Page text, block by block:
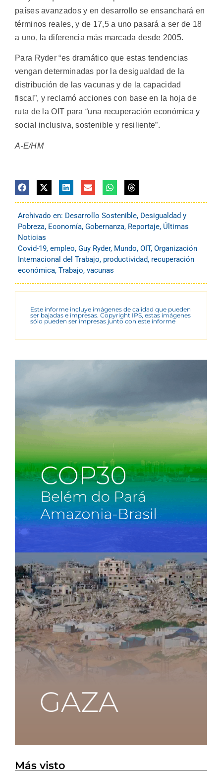
países avanzados y en desarrollo se ensanchará en
términos reales, y de 17,5 a uno pasará a ser de 18
a uno, la diferencia más marcada desde 2005.
Para Ryder “es dramático que estas tendencias
vengan determinadas por la desigualdad de la
distribución de las vacunas y de la capacidad
fiscal”, y reclamó acciones con base en la hoja de
ruta de la OIT para “una recuperación económica y
social inclusiva, sostenible y resiliente”.
A-E/HM
Archivado en: Desarrollo Sostenible, Desigualdad y
Pobreza, Economía, Gobernanza, Reportaje, Últimas
Noticias
Covid-19, empleo, Guy Ryder, Mundo, OIT, Organización
Internacional del Trabajo, productividad, recuperación
económica, Trabajo, vacunas
Este informe incluye imágenes de calidad que pueden
ser bajadas e impresas. Copyright IPS, estas imágenes
sólo pueden ser impresas junto con este informe
Más visto